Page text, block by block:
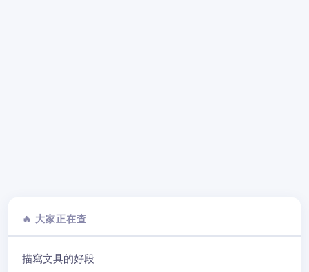
🔥 大家正在查
描寫文具的好段